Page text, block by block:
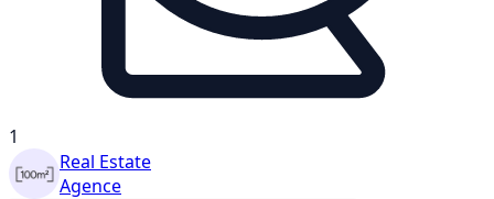
1
Real Estate
Agence